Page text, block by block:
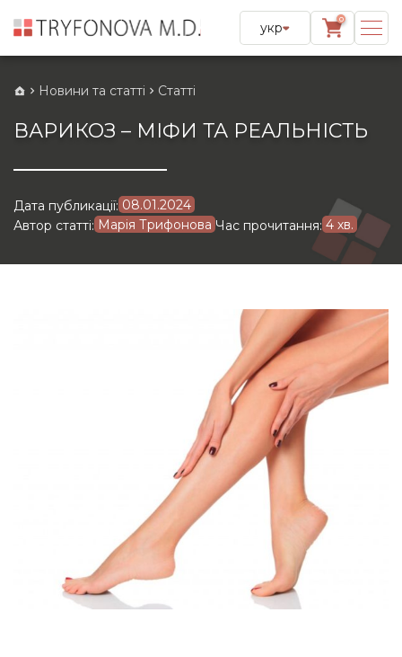
укр
0
Новини та статті Статті
ВАРИКОЗ – МІФИ ТА РЕАЛЬНІСТЬ
Дата публикації: 08.01.2024
Автор статті: Марія Трифонова Час прочитання: 4 хв.